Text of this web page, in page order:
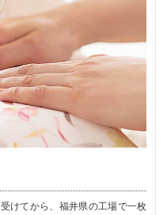
けてから、福井県の工場で一枚